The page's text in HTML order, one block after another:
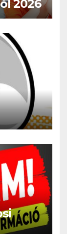
2026